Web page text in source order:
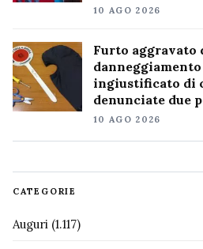
10 AGO 2026
Furto aggravato
danneggiamento
ingiustificato di
denunciate due
10 AGO 2026
CATEGORIE
Auguri (1.117)